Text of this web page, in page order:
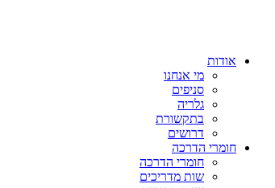
אודות
מי אנחנו
סניפים
גלריה
בתקשורת
דרושים
חומרי הדרכה
חומרי הדרכה
שות מדריכים